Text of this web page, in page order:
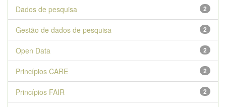
2
Dados de pesquisa
2
Gestão de dados de pesquisa
2
Open Data
2
Princípios CARE
2
Princípios FAIR